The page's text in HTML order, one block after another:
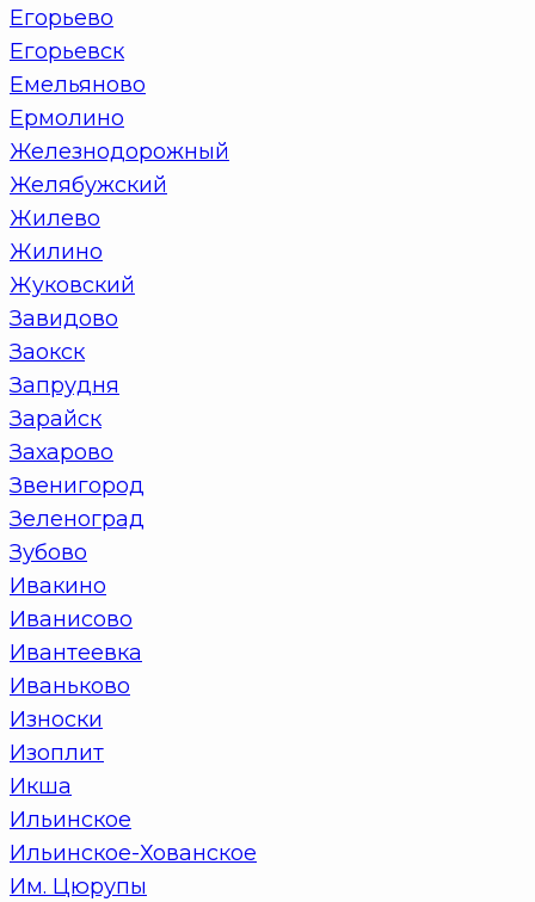
Егорьево
Егорьевск
Емельяново
Ермолино
Железнодорожный
Желябужский
Жилево
Жилино
Жуковский
Завидово
Заокск
Запрудня
Зарайск
Захарово
Звенигород
Зеленоград
Зубово
Ивакино
Иванисово
Ивантеевка
Иваньково
Износки
Изоплит
Икша
Ильинское
Ильинское-Хованское
Им. Цюрупы